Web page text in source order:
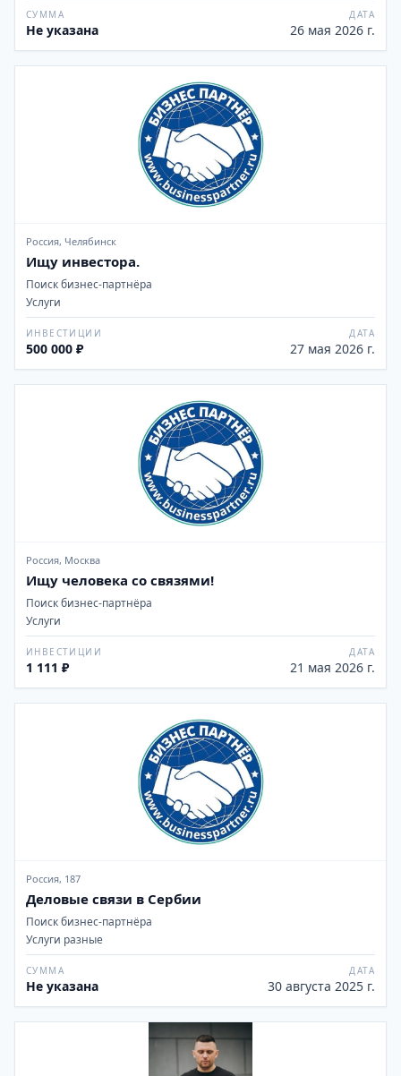
СУММА
Не указана
ДАТА
26 мая 2026 г.
Россия, Челябинск
Ищу инвестора.
Поиск бизнес-партнёра
Услуги
ИНВЕСТИЦИИ
500 000 ₽
ДАТА
27 мая 2026 г.
Россия, Москва
Ищу человека со связями!
Поиск бизнес-партнёра
Услуги
ИНВЕСТИЦИИ
1 111 ₽
ДАТА
21 мая 2026 г.
Россия, 187
Деловые связи в Сербии
Поиск бизнес-партнёра
Услуги разные
СУММА
Не указана
ДАТА
30 августа 2025 г.